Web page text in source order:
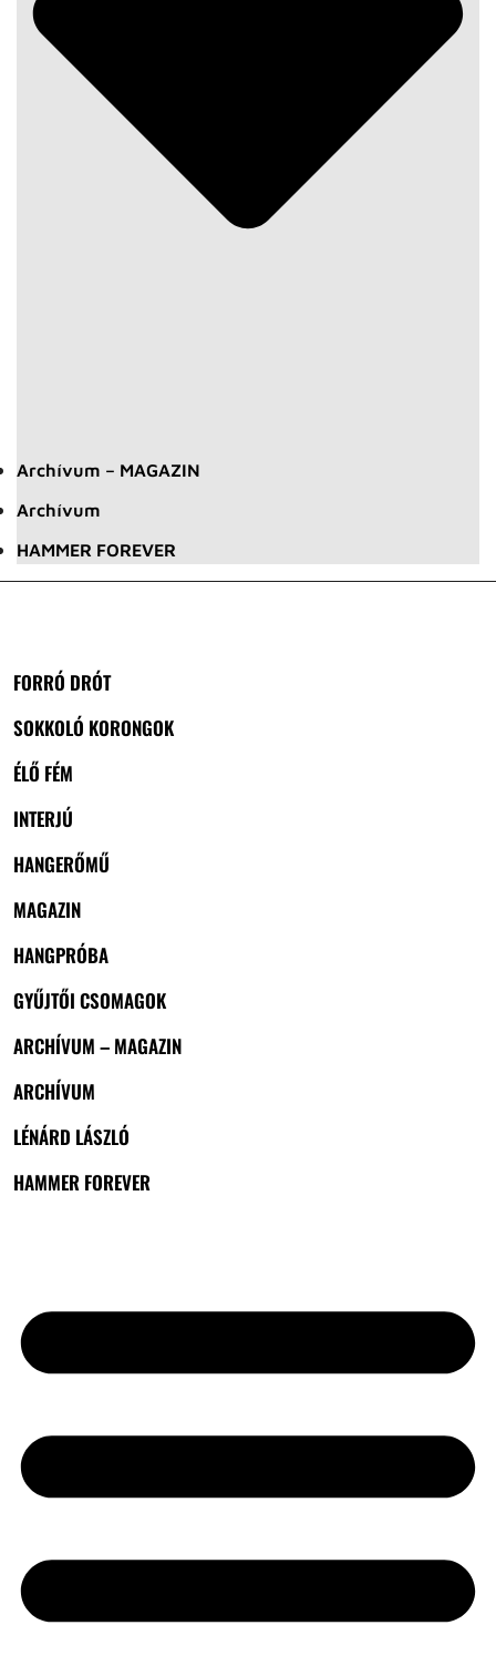
Archívum – MAGAZIN
Archívum
HAMMER FOREVER
FORRÓ DRÓT
SOKKOLÓ KORONGOK
ÉLŐ FÉM
INTERJÚ
HANGERŐMŰ
MAGAZIN
HANGPRÓBA
GYŰJTŐI CSOMAGOK
ARCHÍVUM – MAGAZIN
ARCHÍVUM
LÉNÁRD LÁSZLÓ
HAMMER FOREVER